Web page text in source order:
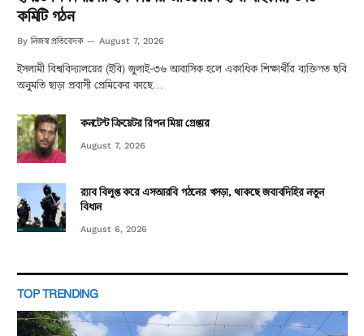
কমিটি গঠন
By নিজস্ব প্রতিবেদক August 7, 2026
ইসলামী বিশ্ববিদ্যালয়ের (ইবি) জুলাই-৩৬ আবাসিক হলে একাধিক শিক্ষার্থীর ব্যক্তিগত ছবি
অনুমতি ছাড়া প্রবাসী প্রেমিকের কাছে…
কনটেন্ট ক্রিয়েটর রিপন মিয়া গ্রেপ্তার
August 7, 2026
র‌্যাব বিলুপ্ত করে এসআরবি গঠনের খসড়া, থাকছে জবাবদিহির নতুন
বিধান
August 6, 2026
TOP TRENDING